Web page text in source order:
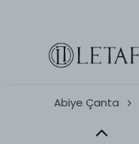
Abiye Çanta